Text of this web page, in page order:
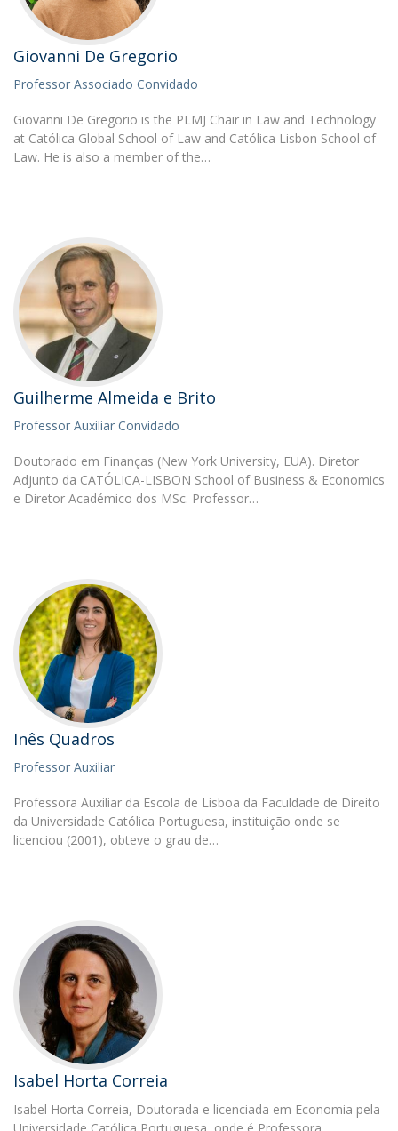
Giovanni De Gregorio
Professor Associado Convidado
Giovanni De Gregorio is the PLMJ Chair in Law and Technology
at Católica Global School of Law and Católica Lisbon School of
Law. He is also a member of the…
Guilherme Almeida e Brito
Professor Auxiliar Convidado
Doutorado em Finanças (New York University, EUA). Diretor
Adjunto da CATÓLICA-LISBON School of Business & Economics
e Diretor Académico dos MSc. Professor…
Inês Quadros
Professor Auxiliar
Professora Auxiliar da Escola de Lisboa da Faculdade de Direito
da Universidade Católica Portuguesa, instituição onde se
licenciou (2001), obteve o grau de…
Isabel Horta Correia
Isabel Horta Correia, Doutorada e licenciada em Economia pela